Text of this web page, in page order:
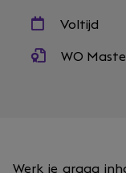
Voltijd
WO
Werk je graag